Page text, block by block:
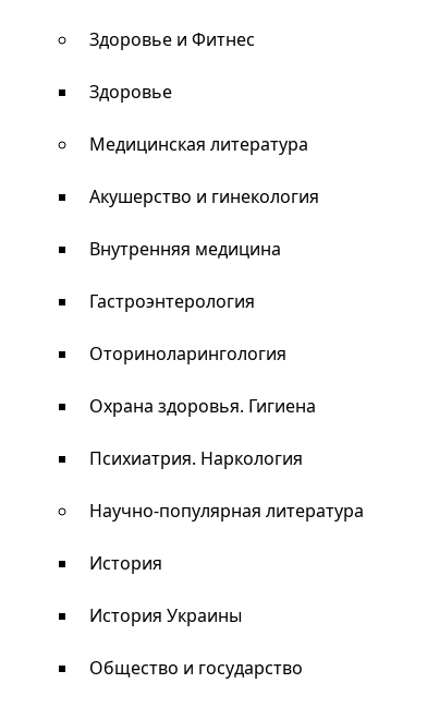
Здоровье и Фитнес
Здоровье
Медицинская литература
Акушерство и гинекология
Внутренняя медицина
Гастроэнтерология
Оториноларингология
Охрана здоровья. Гигиена
Психиатрия. Наркология
Научно-популярная литература
История
История Украины
Общество и государство